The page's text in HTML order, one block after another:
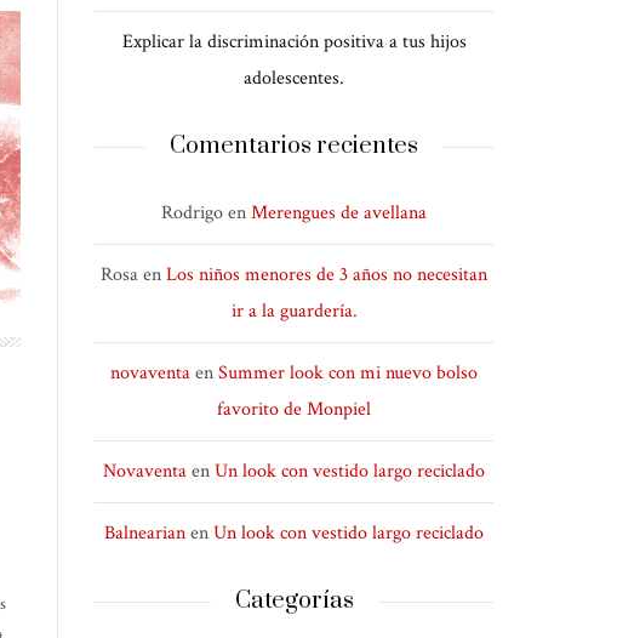
Explicar la discriminación positiva a tus hijos
adolescentes.
Comentarios recientes
RodrigoenMerengues de avellana
RosaenLos niños menores de 3 años no necesitan
ir a la guardería.
novaventaenSummer look con mi nuevo bolso
favorito de Monpiel
NovaventaenUn look con vestido largo reciclado
BalnearianenUn look con vestido largo reciclado
Categorías